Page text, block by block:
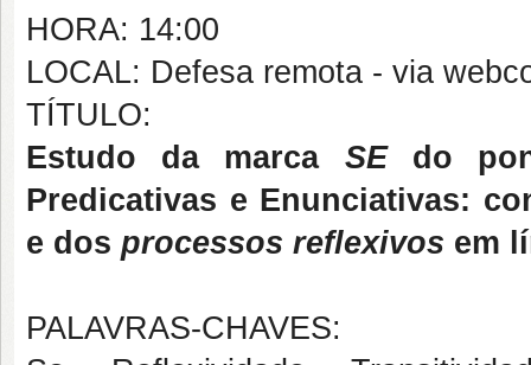
HORA: 14:00
LOCAL: Defesa remota - via
TÍTULO:
Estudo da marca SEdo
Predicativas e Enunciativas:
e dos processos reflexivos em
PALAVRAS-CHAVES: